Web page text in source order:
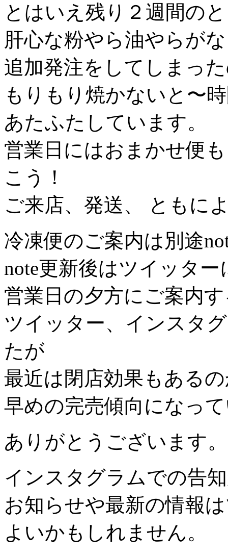
とはいえ残り２週間の
肝心な粉やら油やらが
追加発注をしてしまっ
もりもり焼かないと〜
あたふたしています。
営業日にはおまかせ便
こう！
ご来店、発送、 ともに
冷凍便のご案内は別途
note更新後はツイッタ
営業日の夕方にご案内
ツイッター、インスタ
たが
最近は閉店効果もある
早めの完売傾向になっ
ありがとうございます。
インスタグラムでの告
お知らせや最新の情報
よいかもしれません。